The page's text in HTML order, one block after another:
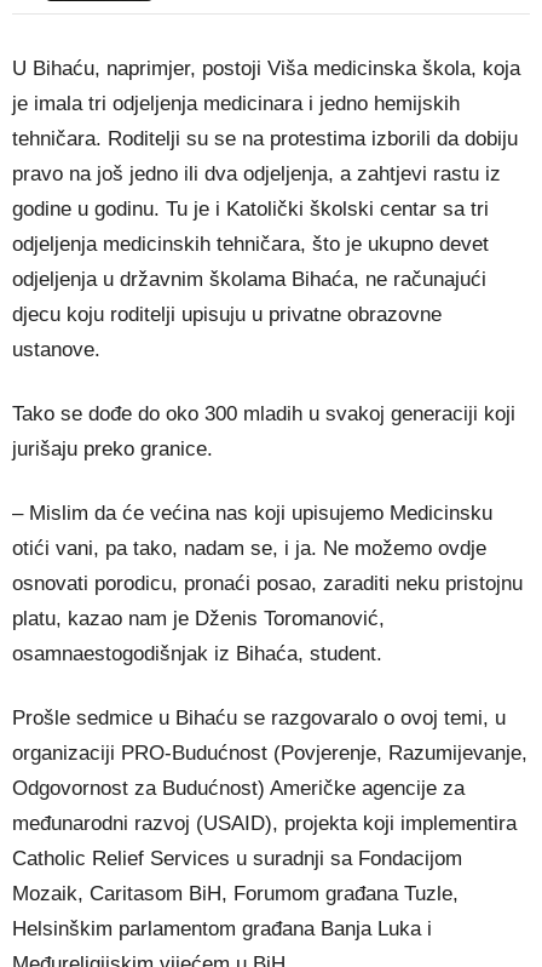
U Bihaću, naprimjer, postoji Viša medicinska škola, koja
je imala tri odjeljenja medicinara i jedno hemijskih
tehničara. Roditelji su se na protestima izborili da dobiju
pravo na još jedno ili dva odjeljenja, a zahtjevi rastu iz
godine u godinu. Tu je i Katolički školski centar sa tri
odjeljenja medicinskih tehničara, što je ukupno devet
odjeljenja u državnim školama Bihaća, ne računajući
djecu koju roditelji upisuju u privatne obrazovne
ustanove.
Tako se dođe do oko 300 mladih u svakoj generaciji koji
jurišaju preko granice.
– Mislim da će većina nas koji upisujemo Medicinsku
otići vani, pa tako, nadam se, i ja. Ne možemo ovdje
osnovati porodicu, pronaći posao, zaraditi neku pristojnu
platu, kazao nam je Dženis Toromanović,
osamnaestogodišnjak iz Bihaća, student.
Prošle sedmice u Bihaću se razgovaralo o ovoj temi, u
organizaciji PRO-Budućnost (Povjerenje, Razumijevanje,
Odgovornost za Budućnost) Američke agencije za
međunarodni razvoj (USAID), projekta koji implementira
Catholic Relief Services u suradnji sa Fondacijom
Mozaik, Caritasom BiH, Forumom građana Tuzle,
Helsinškim parlamentom građana Banja Luka i